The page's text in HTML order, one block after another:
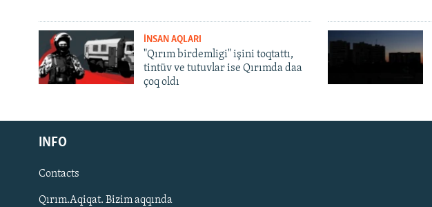
Русский
Українською
QOŞULIÑIZ!
İNSAN AQLARI
"Qırım birdemligi" işini toqtattı,
tintüv ve tutuvlar ise Qırımda daa
çoq oldı
INFO
Contacts
Qırım.Aqiqat. Bizim aqqında